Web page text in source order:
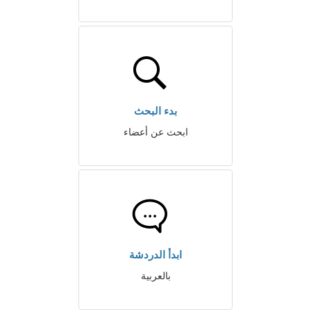
بدء البحث
ابحث عن أعضاء
ابدأ الدردشة
بالعربية